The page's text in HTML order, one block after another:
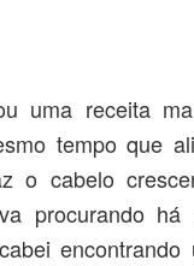
uma receita
tempo que
o cabelo
procurando há
encontrando